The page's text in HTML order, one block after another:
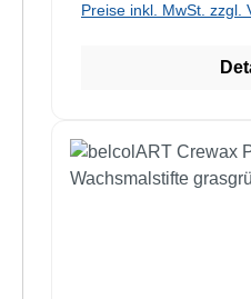
Preise inkl. MwSt. zzgl.